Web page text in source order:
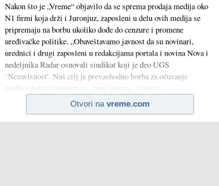
Nakon što je „Vreme“ objavilo da se sprema prodaja medija oko
N1 firmi koja drži i Juronjuz, zaposleni u delu ovih medija se
pripremaju na borbu ukoliko dođe do cenzure i promene
uređivačke politike. „Obaveštavamo javnost da su novinari,
urednici i drugi zaposleni u redakcijama portala i novina Nova i
nedeljnika Radar osnovali sindikat koji je deo UGS
‘Nezavisnost’. Naš cilj je prevashodno borba za očuvanje
profesionalnog integriteta, javni interes, istinito i
Otvori na vreme.com